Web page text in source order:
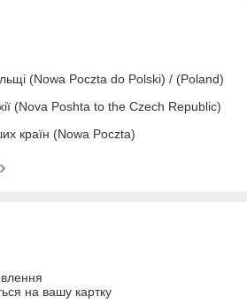
(Nowa Poczta do Polski) / (Poland)
(Nova Poshta to the Czech Republic)
країн (Nowa Poczta)
на вашу картку